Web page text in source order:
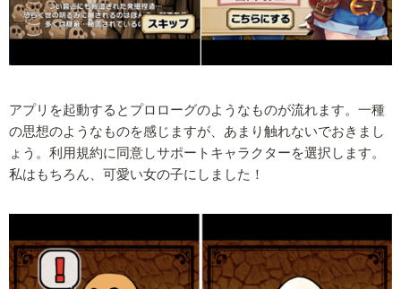
アプリを起動するとプロローグのようなものが流れます。一種
の思想のようなものを感じますが、あまり触れないでおきまし
ょう。利用規約に同意しサポートキャラクターを選択します。
私はもちろん、可愛い女の子にしました！